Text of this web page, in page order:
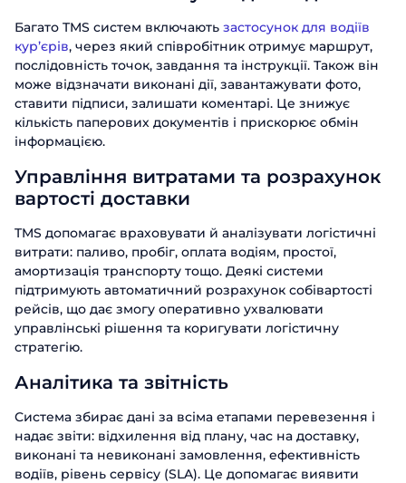
Багато TMS систем включають застосунок для водіїв
кур’єрів, через який співробітник отримує маршрут,
послідовність точок, завдання та інструкції. Також він
може відзначати виконані дії, завантажувати фото,
ставити підписи, залишати коментарі. Це знижує
кількість паперових документів і прискорює обмін
інформацією.
Управління витратами та розрахунок
вартості доставки
TMS допомагає враховувати й аналізувати логістичні
витрати: паливо, пробіг, оплата водіям, простої,
амортизація транспорту тощо. Деякі системи
підтримують автоматичний розрахунок собівартості
рейсів, що дає змогу оперативно ухвалювати
управлінські рішення та коригувати логістичну
стратегію.
Аналітика та звітність
Система збирає дані за всіма етапами перевезення і
надає звіти: відхилення від плану, час на доставку,
виконані та невиконані замовлення, ефективність
водіїв, рівень сервісу (SLA). Це допомагає виявити